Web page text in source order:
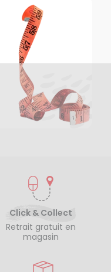
Click & Collect
Retrait gratuit en
magasin